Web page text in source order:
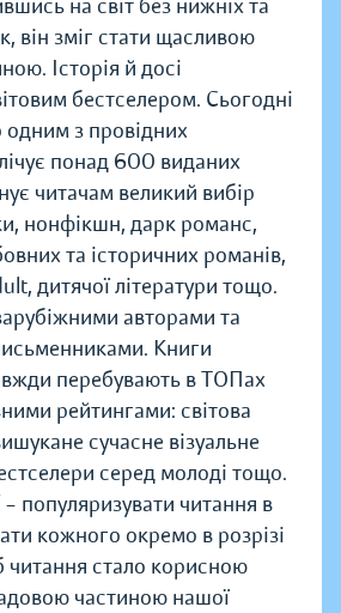
на світ без нижніх та
він зміг стати щасливою
Історія й досі
бестселером. Сьогодні
одним з провідних
понад 600 виданих
читачам великий вибір
нонфікшн, дарк романс,
та історичних романів,
дитячої літератури тощо.
авторами та
Книги
перебувають в ТОПах
рейтингами: світова
сучасне візуальне
серед молоді тощо.
популяризувати читання в
кожного окремо в розрізі
читання стало корисною
частиною нашої